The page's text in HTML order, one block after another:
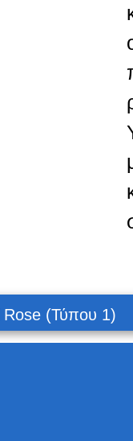
Rose (Τύπου 1)